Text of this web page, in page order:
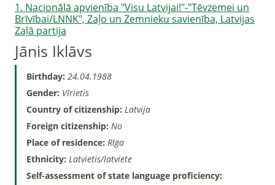
1. Nacionālā apvienība "Visu Latvijai!"-"Tēvzemei un
Brīvībai/LNNK", Zaļo un Zemnieku savienība, Latvijas
Zaļā partija
Jānis Iklāvs
Birthday: 24.04.1988
Gender: Vīrietis
Country of citizenship: Latvija
Foreign citizenship: No
Place of residence: Rīga
Ethnicity: Latvietis/latviete
Self-assessment of state language proficiency: